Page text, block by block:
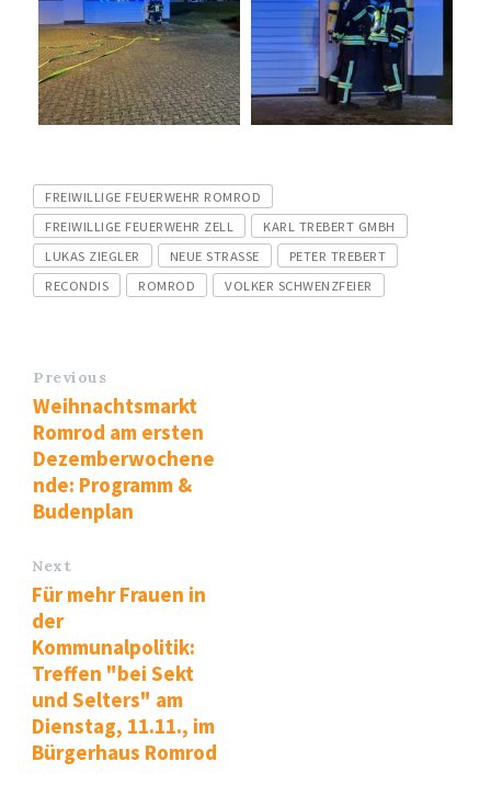
Tags
FREIWILLIGE FEUERWEHR ROMROD
FREIWILLIGE FEUERWEHR ZELL
KARL TREBERT GMBH
LUKAS ZIEGLER
NEUE STRASSE
PETER TREBERT
RECONDIS
ROMROD VOLKER SCHWENZFEIER
Previous
Weihnachtsmarkt
Romrod am ersten
Dezemberwochene
nde: Programm &
Budenplan
Next
Für mehr Frauen in
der
Kommunalpolitik:
Treffen "bei Sekt
und Selters" am
Dienstag, 11.11., im
Bürgerhaus Romrod